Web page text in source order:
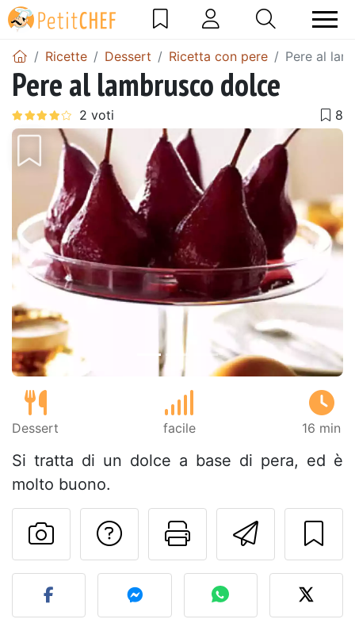
Ricette Dessert Ricetta con pere Pere al
Pere al lambrusco dolce
Precedente
Dessert facile 16 min
Si tratta di un dolce a base di pera, ed è
molto buono.
Invia
Stampa la
Contatta l'autore
Pubblica la foto di